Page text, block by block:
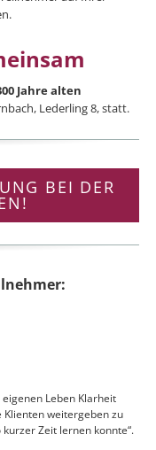
Jahre alten
Lederling 8, statt.
BEI DER
Leben Klarheit
Klienten weitergeben zu
Zeit lernen konnte“.